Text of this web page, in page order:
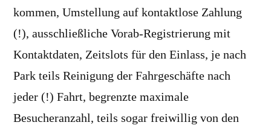
kommen, Umstellung auf kontaktlose Zahlung
(!), ausschließliche Vorab-Registrierung mit
Kontaktdaten, Zeitslots für den Einlass, je nach
Park teils Reinigung der Fahrgeschäfte nach
jeder (!) Fahrt, begrenzte maximale
Besucheranzahl, teils sogar freiwillig von den